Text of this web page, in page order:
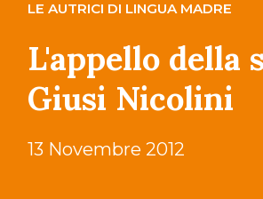
LE AUTRICI DI LINGUA MADRE
L'appello della
Giusi Nicolini
13 Novembre 2012